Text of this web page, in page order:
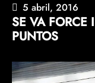
5 abril, 2016
SE VA
PUNTOS